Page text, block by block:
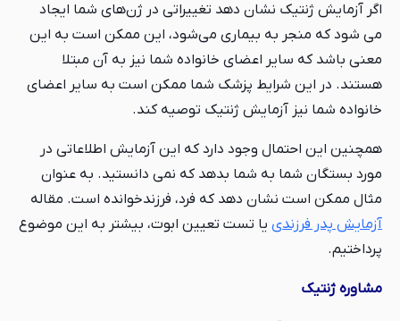
اگر آزمایش ژنتیک نشان دهد تغییراتی در ژن‌های شما ایجاد
می شود که منجر به بیماری می‌شود، این ممکن است به این
معنی باشد که سایر اعضای خانواده شما نیز به آن مبتلا
هستند. در این شرایط پزشک شما ممکن است به سایر اعضای
خانواده شما نیز آزمایش ژنتیک توصیه کند.
همچنین این احتمال وجود دارد که این آزمایش اطلاعاتی در
مورد بستگان شما به شما بدهد که نمی دانستید. به عنوان
مثال ممکن است نشان دهد که فرد، فرزندخوانده است. مقاله
آزمایش پدر فرزندی یا تست تعیین ابوت، بیشتر به این موضوع
پرداختیم.
مشاوره ژنتیک